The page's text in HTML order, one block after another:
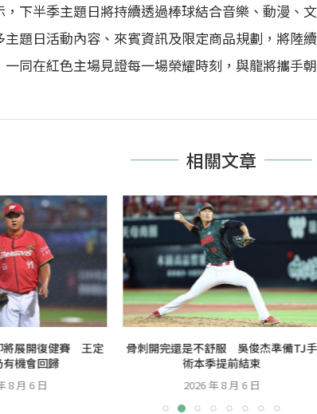
，下半季主題日將持續透過棒球結合音樂、動漫、
主題日活動內容、來賓資訊及限定商品規劃，將陸
同在紅色主場見證每一場榮耀時刻，與龍將攜手
相關文章
將展開復健賽 王定
機會回歸
8 月 6 日
骨刺開完還是不舒服 吳俊杰準備TJ手
術本季提前結束
2026 年 8 月 6 日